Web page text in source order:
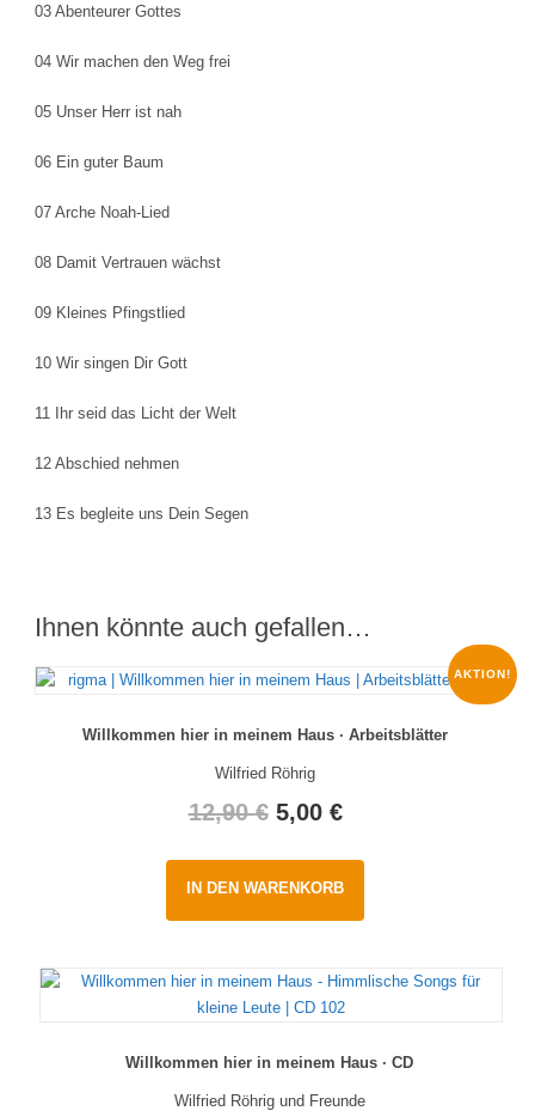
03 Abenteurer Gottes
04 Wir machen den Weg frei
05 Unser Herr ist nah
06 Ein guter Baum
07 Arche Noah-Lied
08 Damit Vertrauen wächst
09 Kleines Pfingstlied
10 Wir singen Dir Gott
11 Ihr seid das Licht der Welt
12 Abschied nehmen
13 Es begleite uns Dein Segen
Ihnen könnte auch gefallen…
AKTION!
Willkommen hier in meinem Haus · Arbeitsblätter
Wilfried Röhrig
12,90€ Original
was:
5,00 €Current
is:
IN DEN WARENKORB
Willkommen hier in meinem Haus · CD
Wilfried Röhrig und Freunde